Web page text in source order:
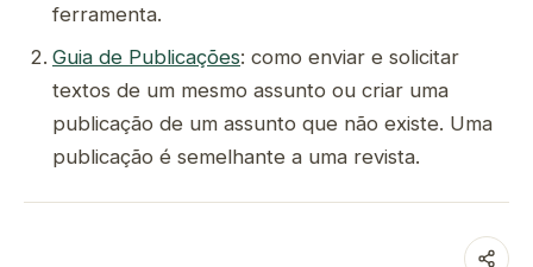
ferramenta.
Guia de Publicações: como enviar e solicitar
textos de um mesmo assunto ou criar uma
publicação de um assunto que não existe. Uma
publicação é semelhante a uma revista.